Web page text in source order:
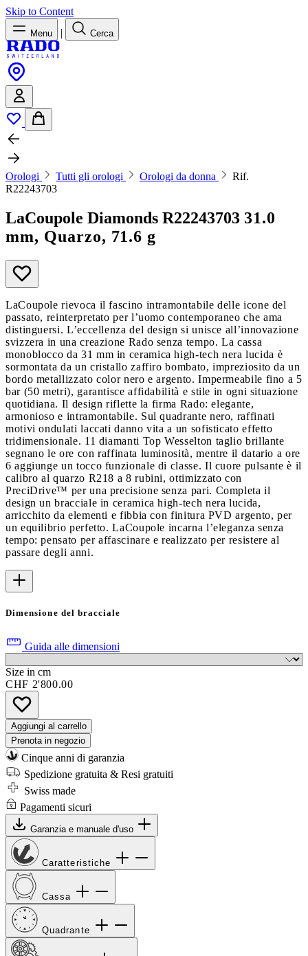
Skip to Content
Menu | Cerca
Orologi Tutti gli orologi Orologi da donna
Rif.
R22243703
LaCoupole Diamonds R22243703 31.0
mm, Quarzo, 71.6 g
LaCoupole rievoca il fascino intramontabile delle icone del
passato, reinterpretato per l’uomo contemporaneo che ama
distinguersi. L’eccellenza del design si unisce all’innovazione
svizzera in una creazione Rado senza tempo. La cassa
monoblocco da 31 mm in ceramica high-tech nera lucida è
sormontata da un cristallo zaffiro bombato, impreziosito da un
bordo metallizzato color nero e argento. Impermeabile fino a 5
bar (50 metri), garantisce affidabilità e stile in ogni situazione
quotidiana. Il design riflette la firma Rado: elegante,
armonioso e intramontabile. Sul quadrante nero, raffinati
motivi ondulati laccati danno vita a un sofisticato effetto
tridimensionale. 11 diamanti Top Wesselton taglio brillante
segnano le ore con raffinata luminosità, mentre il datario a ore
6 aggiunge un tocco funzionale di classe. Il cuore pulsante è il
calibro al quarzo R218 a 8 rubini, ottimizzato con
PreciDrive™ per una precisione senza pari. Completa il
design un bracciale in ceramica high-tech nera lucida,
arricchito da elementi e fibbia con finitura PVD argento, per
un equilibrio perfetto. LaCoupole incarna l’eleganza senza
tempo: pensato per affascinare e realizzato per resistere al
passare degli anni.
Dimensione del bracciale
Guida alle dimensioni
Size in cm
CHF 2'800.00
Aggiungi al carrello
Prenota in negozio
Cinque anni di garanzia
Spedizione gratuita & Resi gratuiti
Swiss made
Pagamenti sicuri
Garanzia e manuale d'uso
Caratteristiche
Cassa
Quadrante